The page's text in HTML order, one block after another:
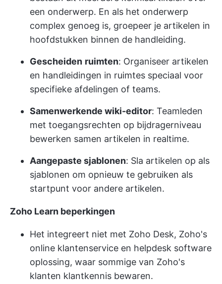
een onderwerp. En als het onderwerp
complex genoeg is, groepeer je artikelen in
hoofdstukken binnen de handleiding.
Gescheiden ruimten: Organiseer artikelen
en handleidingen in ruimtes speciaal voor
specifieke afdelingen of teams.
Samenwerkende wiki-editor: Teamleden
met toegangsrechten op bijdragerniveau
bewerken samen artikelen in realtime.
Aangepaste sjablonen: Sla artikelen op als
sjablonen om opnieuw te gebruiken als
startpunt voor andere artikelen.
Zoho Learn beperkingen
Het integreert niet met Zoho Desk, Zoho's
online klantenservice en helpdesk software
oplossing, waar sommige van Zoho's
klanten klantkennis bewaren.